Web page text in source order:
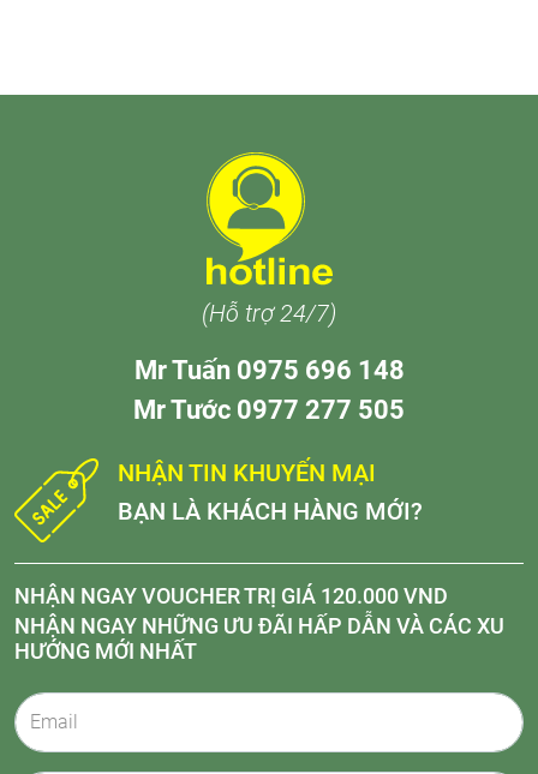
(Hỗ trợ 24/7)
Mr Tuấn 0975 696 148
Mr Tước 0977 277 505
NHẬN TIN KHUYẾN MẠI
BẠN LÀ KHÁCH HÀNG MỚI?
NHẬN NGAY VOUCHER TRỊ GIÁ 120.000 VND
NHẬN NGAY NHỮNG ƯU ĐÃI HẤP DẪN VÀ CÁC XU
HƯỚNG MỚI NHẤT